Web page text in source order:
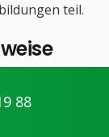
teil.
88